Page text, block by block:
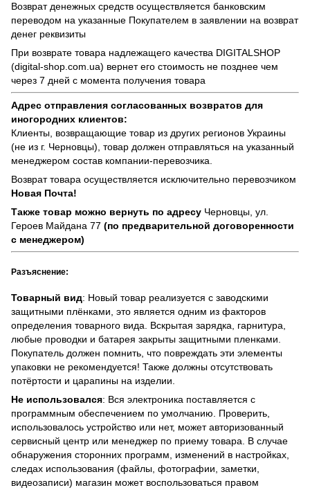
Возврат денежных средств осуществляется банковским
переводом на указанные Покупателем в заявлении на возврат
денег реквизиты
При возврате товара надлежащего качества DIGITALSHOP
(digital-shop.com.ua) вернет его стоимость не позднее чем
через 7 дней с момента получения товара
Адрес отправления согласованных возвратов для
иногородних клиентов:
Клиенты, возвращающие товар из других регионов Украины
(не из г. Черновцы), товар должен отправляться на указанный
менеджером состав компании-перевозчика.
Возврат товара осуществляется исключительно перевозчиком
Новая Почта!
Также товар можно вернуть по адресу Черновцы, ул.
Героев Майдана 77 (по предварительной договоренности
с менеджером)
Разъяснение:
Товарный вид: Новый товар реализуется с заводскими
защитными плёнками, это является одним из факторов
определения товарного вида. Вскрытая зарядка, гарнитура,
любые проводки и батарея закрыты защитными пленками.
Покупатель должен помнить, что повреждать эти элементы
упаковки не рекомендуется! Также должны отсутствовать
потёртости и царапины на изделии.
Не использовался: Вся электроника поставляется с
программным обеспечением по умолчанию. Проверить,
использовалось устройство или нет, может авторизованный
сервисный центр или менеджер по приему товара. В случае
обнаружения сторонних программ, изменений в настройках,
следах использования (файлы, фотографии, заметки,
видеозаписи) магазин может воспользоваться правом